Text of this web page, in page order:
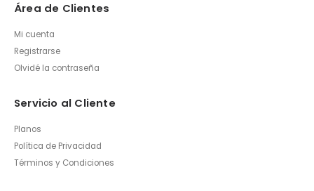
Área de Clientes
Mi cuenta
Registrarse
Olvidé la contraseña
Servicio al Cliente
Planos
Política de Privacidad
Términos y Condiciones